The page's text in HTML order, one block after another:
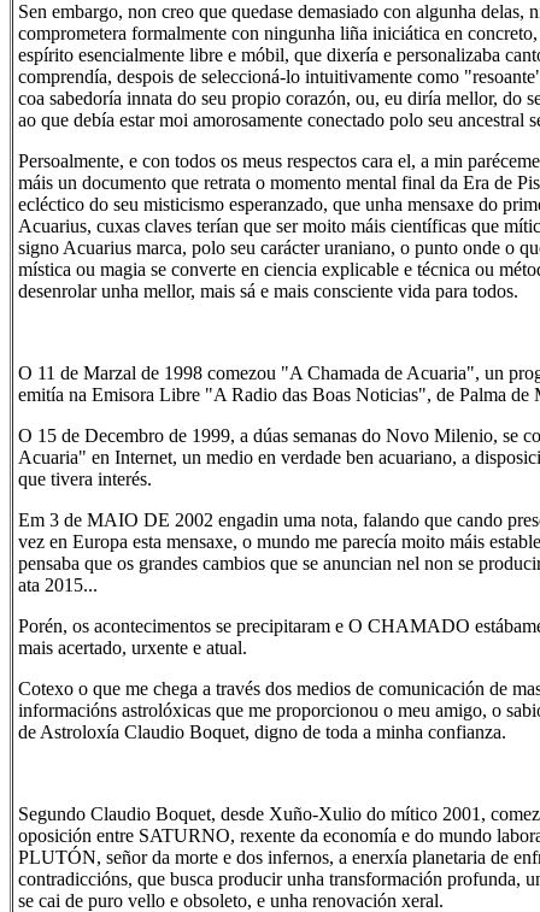
Sen embargo, non creo que quedase demasiado con algunha delas,
comprometera formalmente con ningunha liña iniciática en
espírito esencialmente libre e móbil, que dixería e personalizaba
comprendía, despois de seleccioná-lo intuitivamente como
coa sabedoría innata do seu propio corazón, ou, eu diría mellor, do
ao que debía estar moi amorosamente conectado polo seu ancestral
Persoalmente, e con todos os meus respectos cara el, a min
máis un documento que retrata o momento mental final da Era de
ecléctico do seu misticismo esperanzado, que unha mensaxe do
Acuarius, cuxas claves terían que ser moito máis científicas que
signo Acuarius marca, polo seu carácter uraniano, o punto onde o
mística ou magia se converte en ciencia explicable e técnica ou
desenrolar unha mellor, mais sá e mais consciente vida para todos.
O 11 de Marzal de 1998 comezou "A Chamada de Acuaria", un
emitía na Emisora Libre "A Radio das Boas Noticias", de Palma de
O 15 de Decembro de 1999, a dúas semanas do Novo Milenio, se
Acuaria" en Internet, un medio en verdade ben acuariano, a
que tivera interés.
Em 3 de MAIO DE 2002 engadin uma nota, falando que cando
vez en Europa esta mensaxe, o mundo me parecía moito máis
pensaba que os grandes cambios que se anuncian nel non se
ata 2015...
Porén, os acontecimentos se precipitaram e O CHAMADO
mais acertado, urxente e atual.
Cotexo o que me chega a través dos medios de comunicación de
informacións astrolóxicas que me proporcionou o meu amigo, o
de Astroloxía Claudio Boquet, digno de toda a minha confianza.
Segundo Claudio Boquet, desde Xuño-Xulio do mítico 2001,
oposición entre SATURNO, rexente da economía e do mundo
PLUTÓN, señor da morte e dos infernos, a enerxía planetaria de
contradiccións, que busca producir unha transformación profunda,
se cai de puro vello e obsoleto, e unha renovación xeral.